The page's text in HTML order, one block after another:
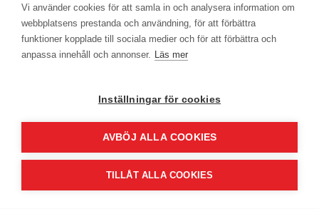
Medlemsvillkor
Kontakt
Kontakta oss
Vi använder cookies för att samla in och analysera information om
webbplatsens prestanda och användning, för att förbättra
funktioner kopplade till sociala medier och för att förbättra och
anpassa innehåll och annonser. Läs mer
Inställningar för cookies
AVBÖJ ALLA COOKIES
TILLÅT ALLA COOKIES